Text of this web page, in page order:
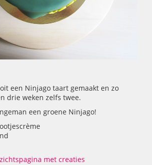
een Ninjago taart gemaakt en zo
drie weken zelfs twee.
een groene Ninjago!
met creaties